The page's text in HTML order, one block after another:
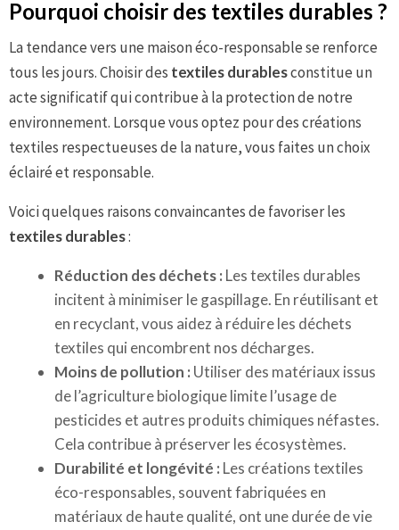
Pourquoi choisir des textiles durables ?
La tendance vers une maison éco-responsable se renforce
tous les jours. Choisir des textiles durablesconstitue un
acte significatif qui contribue à la protection de notre
environnement. Lorsque vous optez pour des créations
textiles respectueuses de la nature, vous faites un choix
éclairé et responsable.
Voici quelques raisons convaincantes de favoriser les
textiles durables:
Réduction des déchets : Les textiles durables
incitent à minimiser le gaspillage. En réutilisant et
en recyclant, vous aidez à réduire les déchets
textiles qui encombrent nos décharges.
Moins de pollution : Utiliser des matériaux issus
de l’agriculture biologique limite l’usage de
pesticides et autres produits chimiques néfastes.
Cela contribue à préserver les écosystèmes.
Durabilité et longévité : Les créations textiles
éco-responsables, souvent fabriquées en
matériaux de haute qualité, ont une durée de vie